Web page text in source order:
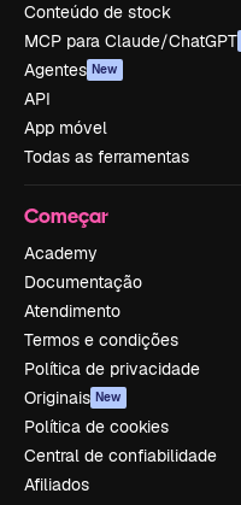
Conteúdo de stock
MCP para Claude/ChatGPT
Agentes New
API
App móvel
Todas as ferramentas
Começar
Academy
Documentação
Atendimento
Termos e condições
Política de privacidade
Originais New
Política de cookies
Central de confiabilidade
Afiliados